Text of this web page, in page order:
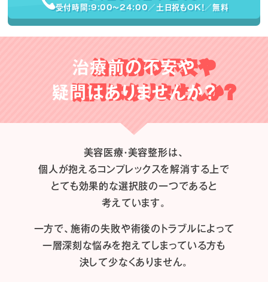
受付時間：9:00〜24:00／土日祝もOK！／無料
治療前の不安や
疑問はありませんか？
美容医療・美容整形は、
個人が抱えるコンプレックスを解消する上で
とても効果的な選択肢の一つであると
考えています。
一方で、施術の失敗や術後のトラブルによって
一層深刻な悩みを抱えてしまっている方も
決して少なくありません。